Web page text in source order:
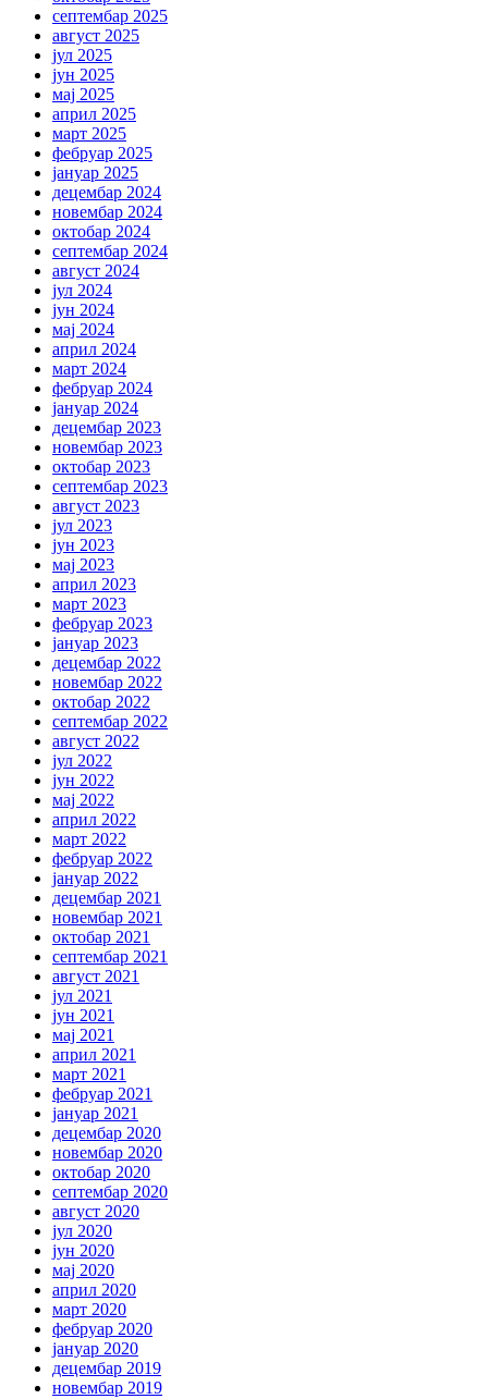
септембар 2025
август 2025
јул 2025
јун 2025
мај 2025
април 2025
март 2025
фебруар 2025
јануар 2025
децембар 2024
новембар 2024
октобар 2024
септембар 2024
август 2024
јул 2024
јун 2024
мај 2024
април 2024
март 2024
фебруар 2024
јануар 2024
децембар 2023
новембар 2023
октобар 2023
септембар 2023
август 2023
јул 2023
јун 2023
мај 2023
април 2023
март 2023
фебруар 2023
јануар 2023
децембар 2022
новембар 2022
октобар 2022
септембар 2022
август 2022
јул 2022
јун 2022
мај 2022
април 2022
март 2022
фебруар 2022
јануар 2022
децембар 2021
новембар 2021
октобар 2021
септембар 2021
август 2021
јул 2021
јун 2021
мај 2021
април 2021
март 2021
фебруар 2021
јануар 2021
децембар 2020
новембар 2020
октобар 2020
септембар 2020
август 2020
јул 2020
јун 2020
мај 2020
април 2020
март 2020
фебруар 2020
јануар 2020
децембар 2019
новембар 2019